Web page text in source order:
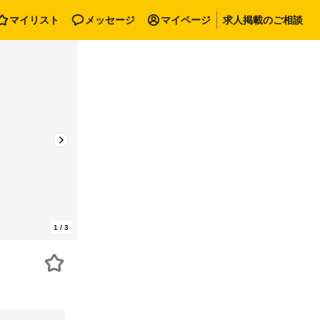
マイリスト メッセージ マイページ 求人掲載のご相談
1 / 3